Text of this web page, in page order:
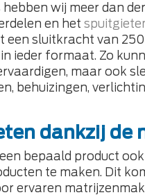
wij meer dan
en het
een sluitkracht van
ieder formaat. Zo
maar ook
behuizingen,
dankzij de
bepaald product
te maken. Dit
ervaren